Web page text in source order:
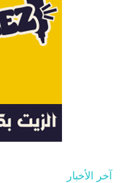
آخر الأخبار